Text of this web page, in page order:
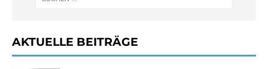
AKTUELLE BEITRÄGE